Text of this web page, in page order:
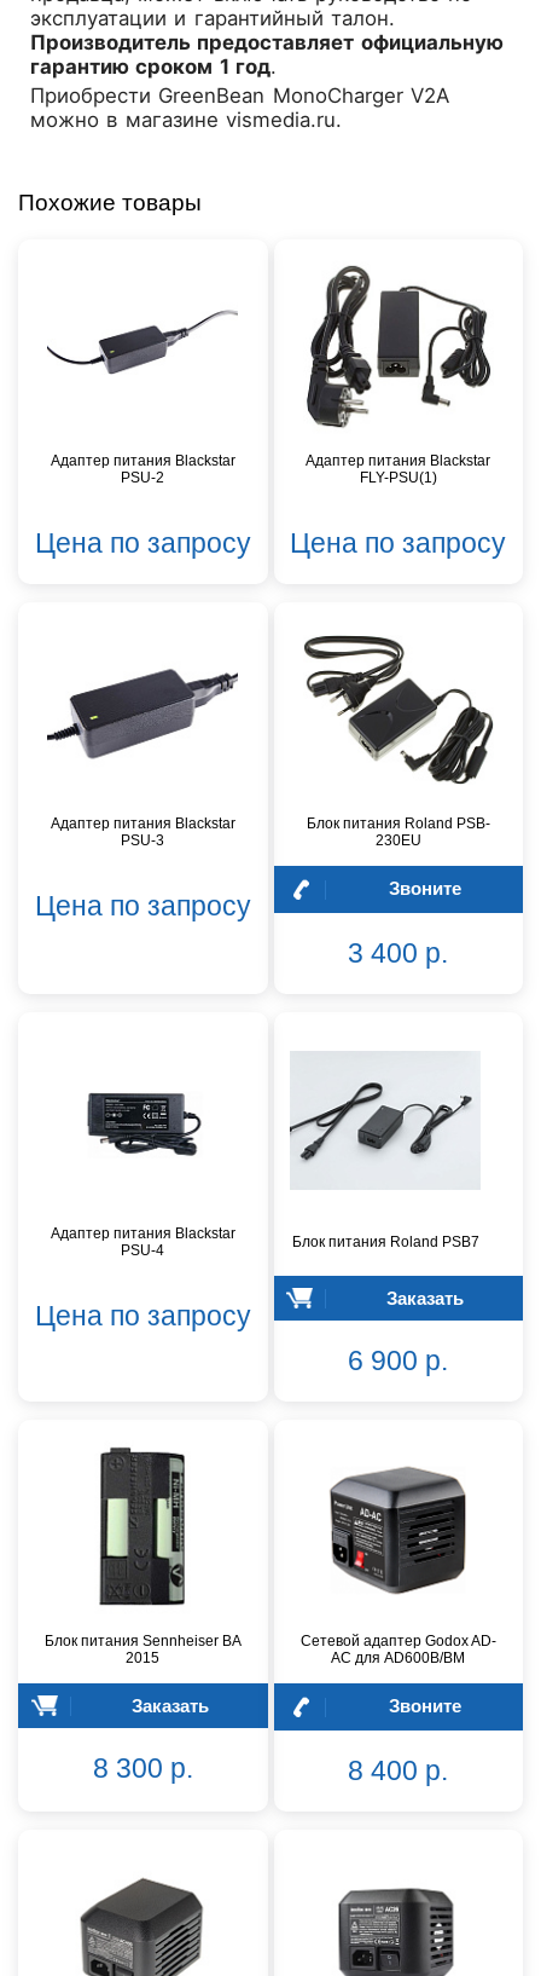
эксплуатации и гарантийный талон.
Производитель предоставляет официальную
гарантию сроком 1 год.
Приобрести GreenBean MonoCharger V2A
можно в магазине vismedia.ru.
Похожие товары
Адаптер питания Blackstar
PSU-2
Цена по запросу
Адаптер питания Blackstar
FLY-PSU(1)
Цена по запросу
Адаптер питания Blackstar
PSU-3
Цена по запросу
Блок питания Roland PSB-
230EU
Звоните
3 400 р.
Адаптер питания Blackstar
PSU-4
Цена по запросу
Блок питания Roland PSB7
Заказать
6 900 р.
Блок питания Sennheiser BA
2015
Заказать
8 300 р.
Сетевой адаптер Godox AD-
AC для AD600B/BM
Звоните
8 400 р.